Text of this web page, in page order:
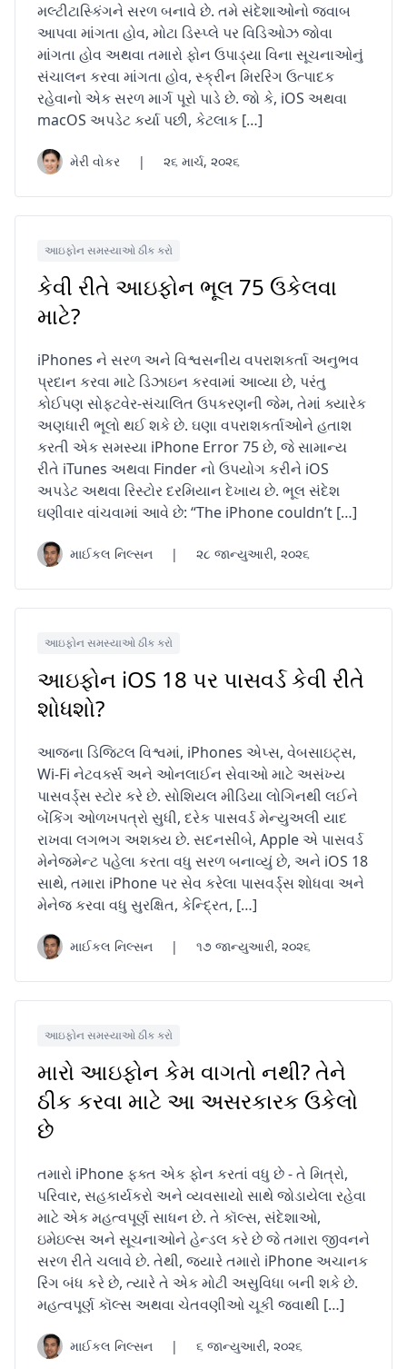
મલ્ટીટાસ્કિંગને સરળ બનાવે છે. તમે સંદેશાઓનો જવાબ
આપવા માંગતા હોવ, મોટા ડિસ્પ્લે પર વિડિઓઝ જોવા
માંગતા હોવ અથવા તમારો ફોન ઉપાડ્યા વિના સૂચનાઓનું
સંચાલન કરવા માંગતા હોવ, સ્ક્રીન મિરરિંગ ઉત્પાદક
રહેવાનો એક સરળ માર્ગ પૂરો પાડે છે. જો કે, iOS અથવા
macOS અપડેટ કર્યા પછી, કેટલાક […]
મેરી વોકર | ૨૬ માર્ચ, ૨૦૨૬
આઇફોન સમસ્યાઓ ઠીક કરો
કેવી રીતે આઇફોન ભૂલ 75 ઉકેલવા
માટે?
iPhones ને સરળ અને વિશ્વસનીય વપરાશકર્તા અનુભવ
પ્રદાન કરવા માટે ડિઝાઇન કરવામાં આવ્યા છે, પરંતુ
કોઈપણ સોફ્ટવેર-સંચાલિત ઉપકરણની જેમ, તેમાં ક્યારેક
અણધારી ભૂલો થઈ શકે છે. ઘણા વપરાશકર્તાઓને હતાશ
કરતી એક સમસ્યા iPhone Error 75 છે, જે સામાન્ય
રીતે iTunes અથવા Finder નો ઉપયોગ કરીને iOS
અપડેટ અથવા રિસ્ટોર દરમિયાન દેખાય છે. ભૂલ સંદેશ
ઘણીવાર વાંચવામાં આવે છે: “The iPhone couldn’t […]
માઈકલ નિલ્સન | ૨૮ જાન્યુઆરી, ૨૦૨૬
આઇફોન સમસ્યાઓ ઠીક કરો
આઇફોન iOS 18 પર પાસવર્ડ કેવી રીતે
શોધશો?
આજના ડિજિટલ વિશ્વમાં, iPhones એપ્સ, વેબસાઇટ્સ,
Wi-Fi નેટવર્ક્સ અને ઓનલાઈન સેવાઓ માટે અસંખ્ય
પાસવર્ડ્સ સ્ટોર કરે છે. સોશિયલ મીડિયા લોગિનથી લઈને
બેંકિંગ ઓળખપત્રો સુધી, દરેક પાસવર્ડ મેન્યુઅલી યાદ
રાખવા લગભગ અશક્ય છે. સદનસીબે, Apple એ પાસવર્ડ
મેનેજમેન્ટ પહેલા કરતા વધુ સરળ બનાવ્યું છે, અને iOS 18
સાથે, તમારા iPhone પર સેવ કરેલા પાસવર્ડ્સ શોધવા અને
મેનેજ કરવા વધુ સુરક્ષિત, કેન્દ્રિત, […]
માઈકલ નિલ્સન | ૧૭ જાન્યુઆરી, ૨૦૨૬
આઇફોન સમસ્યાઓ ઠીક કરો
મારો આઇફોન કેમ વાગતો નથી? તેને
ઠીક કરવા માટે આ અસરકારક ઉકેલો
છે
તમારો iPhone ફક્ત એક ફોન કરતાં વધુ છે - તે મિત્રો,
પરિવાર, સહકાર્યકરો અને વ્યવસાયો સાથે જોડાયેલા રહેવા
માટે એક મહત્વપૂર્ણ સાધન છે. તે કૉલ્સ, સંદેશાઓ,
ઇમેઇલ્સ અને સૂચનાઓને હેન્ડલ કરે છે જે તમારા જીવનને
સરળ રીતે ચલાવે છે. તેથી, જ્યારે તમારો iPhone અચાનક
રિંગ બંધ કરે છે, ત્યારે તે એક મોટી અસુવિધા બની શકે છે.
મહત્વપૂર્ણ કૉલ્સ અથવા ચેતવણીઓ ચૂકી જવાથી […]
માઈકલ નિલ્સન | ૬ જાન્યુઆરી, ૨૦૨૬